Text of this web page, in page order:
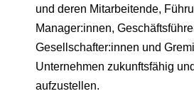
und deren Mitarbeitende,
Manager:innen,
Gesellschafter:innen und
Unternehmen zukunftsfähig
aufzustellen.